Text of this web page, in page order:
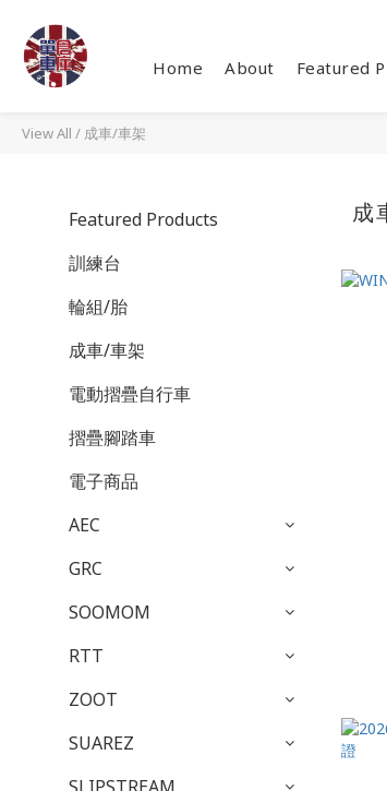
Home About Featured
View All / 成車/車架
Featured Products
訓練台
輪組/胎
成車/車架
電動摺疊自行車
摺疊腳踏車
電子商品
AEC
GRC
SOOMOM
RTT
ZOOT
SUAREZ
成